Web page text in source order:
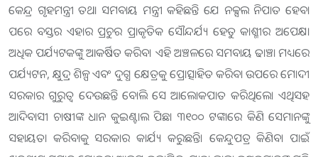
କେନ୍ଦ୍ର ଗୃହମନ୍ତ୍ରୀ ତଥା ସମବାୟ ମନ୍ତ୍ରୀ କହିଛନ୍ତି ଯେ ନକ୍ସଲ ନିପାତ ହେବା
ପରେ ବସ୍ତର ଏହାର ପ୍ରଚୁର ପ୍ରାକୃତିକ ସୌନ୍ଦର୍ଯ୍ୟ ହେତୁ କାଶ୍ମୀର ଅପେକ୍ଷା
ଅଧିକ ପର୍ଯ୍ୟଟକଙ୍କୁ ଆକର୍ଷିତ କରିବ। ଏହି ଅଞ୍ଚଳରେ ସମବାୟ ଢାଞ୍ଚା ମଧ୍ୟରେ
ପର୍ଯ୍ୟଟନ, କ୍ଷୁଦ୍ର ଶିଳ୍ପ ଏବଂ ଦୁଗ୍ଧ କ୍ଷେତ୍ରକୁ ପ୍ରୋତ୍ସାହିତ କରିବା ଉପରେ ମୋଦୀ
ସରକାର ଗୁରୁତ୍ୱ ଦେଉଛନ୍ତି ବୋଲି ସେ ଆଲୋକପାତ କରିଥିଲେ। ଏଥିସହ
ଆଦିବାସୀ ଚାଷୀଙ୍କ ଧାନ କୁଇଣ୍ଟାଲ ପିଛା ୩୧୦୦ ଟଙ୍କାରେ କିଣି ସେମାନଙ୍କୁ
ସହାୟତା କରିବାକୁ ସରକାର କାର୍ଯ୍ୟ କରୁଛନ୍ତି। କେନ୍ଦୁପତ୍ର କିଣିବା ପାଇଁ